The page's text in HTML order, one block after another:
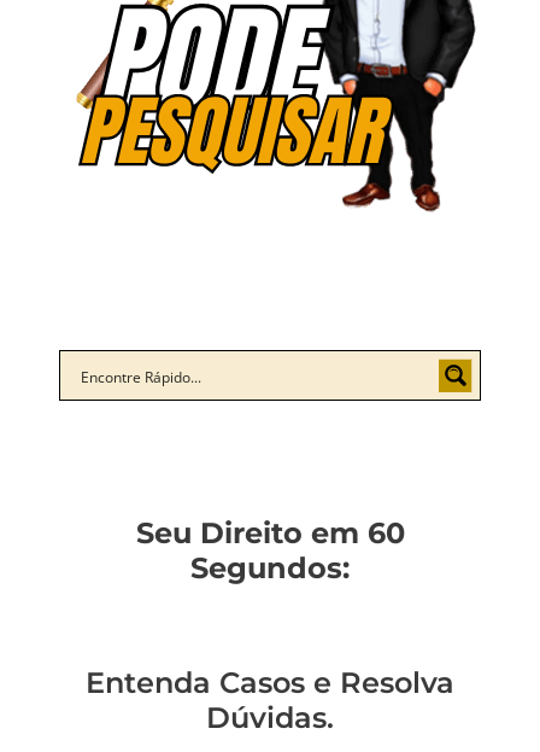
Seu Direito em 60
Segundos:
Entenda Casos e Resolva
Dúvidas.